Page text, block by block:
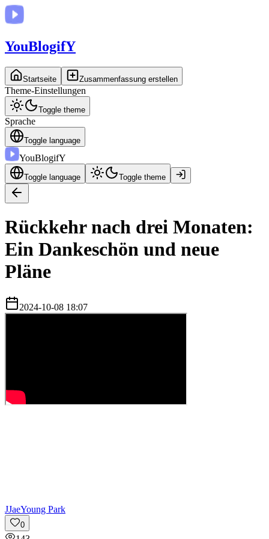
YouBlogifY
Startseite Zusammenfassung erstellen
Theme-Einstellungen
Toggle theme
Sprache
Toggle language
YouBlogifY
Toggle language Toggle theme
Rückkehr nach drei Monaten:
Ein Dankeschön und neue
Pläne
2024-10-08 18:07
JJaeYoung Park
0